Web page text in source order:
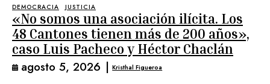
DEMOCRACIA JUSTICIA
«No somos una asociación ilícita. Los
48 Cantones tienen más de 200 años»,
caso Luis Pacheco y Héctor Chaclán
agosto 5, 2026 | Kristhal Figueroa